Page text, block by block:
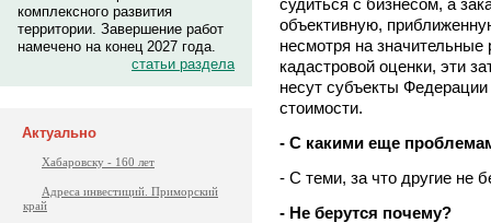
комплексного развития
территории. Завершение работ
намечено на конец 2027 года.
статьи раздела
Актуально
Хабаровску - 160 лет
Адреса инвестиций. Приморский
край
объективную,
несмотря на
кадастровой оценки, эти
несут субъекты
стоимости.
- С какими еще
- С теми, за что другие не
- Не берутся почему?